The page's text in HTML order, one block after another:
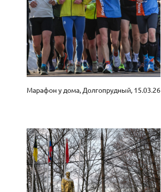
Марафон у дома, Долгопрудный, 15.03.26